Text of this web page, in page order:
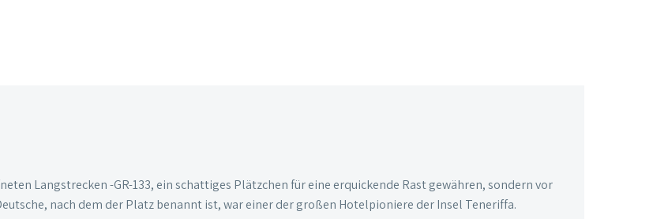
Langstrecken -GR-133, ein schattiges Plätzchen für eine erquickende Rast gewähren, sondern vor
nach dem der Platz benannt ist, war einer der großen Hotelpioniere der Insel Teneriffa.